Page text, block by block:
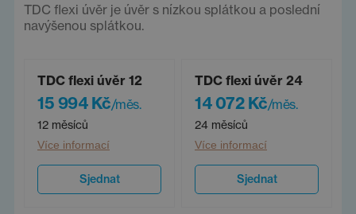
TDC flexi úvěr je úvěr s nízkou splátkou a poslední
navýšenou splátkou.
TDC flexi úvěr 12
15 994 Kč/měs.
12 měsíců
Více informací
Sjednat
TDC flexi úvěr 24
14 072 Kč/měs.
24 měsíců
Více informací
Sjednat